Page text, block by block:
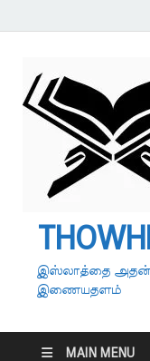
இஸ்லாத்தை அதன்
இணையதளம்
MAIN MENU